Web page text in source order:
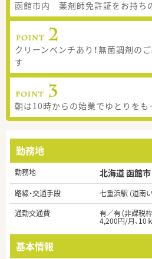
函館市内 薬剤師免許証をお持ち
クリーンベンチあり！無菌調剤の
す
朝は10時からの始業でゆとりを
勤務地
勤務地 北海道 函館市
路線・交通手段
七重浜駅 (道南
通勤交通費
有／有（非課税
4,200円/月、10
基本情報